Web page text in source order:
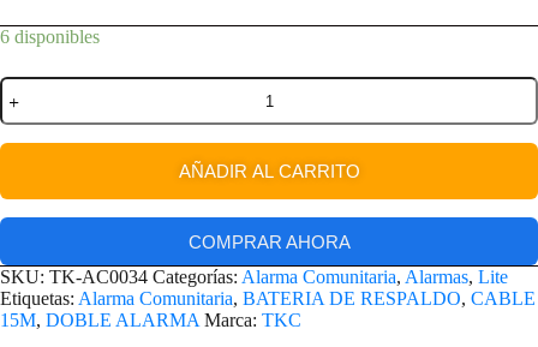
6 disponibles
AÑADIR AL CARRITO
COMPRAR AHORA
SKU: TK-AC0034 Categorías: Alarma Comunitaria, Alarmas, Lite
Etiquetas: Alarma Comunitaria, BATERIA DE RESPALDO, CABLE
15M, DOBLE ALARMA Marca: TKC